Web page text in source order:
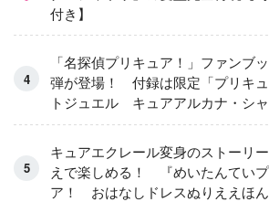
付き】
「名探偵プリキュア！」ファンブ
弾が登場！ 付録は限定「プリキ
トジュエル キュアアルカナ・シ
アイスver.」 キュアエクレールを
集！
キュアエクレール変身のストーリ
えで楽しめる！ 『めいたんていプ
ア！ おはなしドレスぬりええほ